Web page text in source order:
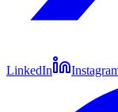
LinkedIn